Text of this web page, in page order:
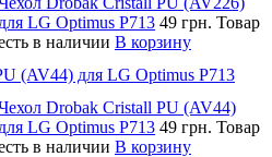
для LG Optimus P713 49 грн. Товар
в наличии В корзину
(AV44) для LG Optimus P713
Drobak Cristall PU (AV44)
для LG Optimus P713 49 грн. Товар
в наличии В корзину